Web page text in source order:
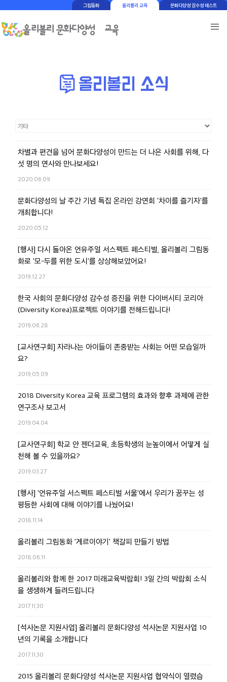
그림동화 올리볼리 교육 문화다양성 감수성 테스트
차별과 편견을 넘어 문화다양성이 만드는 더 나은 사회를 위해, 다
섯 명의 연사와 만나보세요!
2020.06.09
문화다양성의 날 주간 기념 특집 온라인 강연회 '차이를 즐기자'를
개최합니다!
2020.05.12
[행사] 다시 돌아온 언유주얼 서스펙트 페스티벌, 올리볼리 그림동
화로 '모-두를 위한 도시'를 상상해보았어요!
2019.12.27
한국 사회의 문화다양성 감수성 증진을 위한 다이버시티 코리아
(Diversity Korea)프로젝트 이야기를 전해드립니다!
2019.06.28
[교사연구회] 자라나는 아이들이 존중받는 사회는 어떤 모습일까
요?
2019.05.09
2018 Diversity Korea 교육 프로그램의 효과와 향후 과제에 관한
연구조사 보고서
2019.04.04
[교사연구회] 학교 안 젠더교육, 초등학생의 눈높이에서 어떻게 실
천해 볼 수 있을까요?
2019.03.27
[행사] '언유주얼 서스펙트 페스티벌 서울'에서 우리가 꿈꾸는 성
평등한 사회에 대해 이야기를 나눴어요!
2018.11.14
올리볼리 그림동화 '게르이야기' 책갈피 만들기 방법
2018.06.11
올리볼리와 함께 한 2017 미래교육박람회! 3일 간의 박람회 소식
을 생생하게 들려드립니다
2017.11.30
[석사논문 지원사업] 올리볼리 문화다양성 석사논문 지원사업 10
년의 기록을 소개합니다
2017.11.30
2015 올리볼리 문화다양성 석사논문 지원사업 협약식이 열렸습